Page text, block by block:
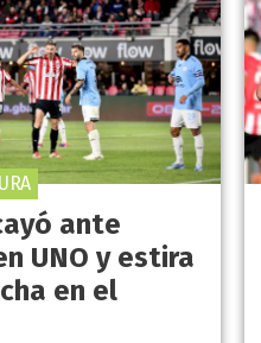
ante
UNO y estira
en el